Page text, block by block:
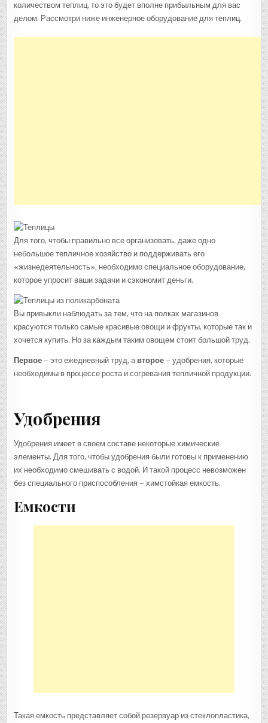
количеством теплиц, то это будет вполне прибыльным для вас
делом. Рассмотри ниже инженерное оборудование для теплиц.
Для того, чтобы правильно все организовать, даже одно
небольшое тепличное хозяйство и поддерживать его
«жизнедеятельность», необходимо специальное оборудование,
которое упросит ваши задачи и сэкономит деньги.
Вы привыкли наблюдать за тем, что на полках магазинов
красуются только самые красивые овощи и фрукты, которые так и
хочется купить. Но за каждым таким овощем стоит большой труд.
Первое– это ежедневный труд, а второе– удобрения, которые
необходимы в процессе роста и согревания тепличной продукции.
Удобрения
Удобрения имеет в своем составе некоторые химические
элементы. Для того, чтобы удобрения были готовы к применению
их необходимо смешивать с водой. И такой процесс невозможен
без специального приспособления – химстойкая емкость.
Емкости
Такая емкость представляет собой резервуар из стеклопластика,